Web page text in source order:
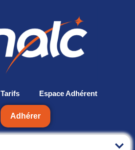
Tarifs Espace Adhérent
Adhérer